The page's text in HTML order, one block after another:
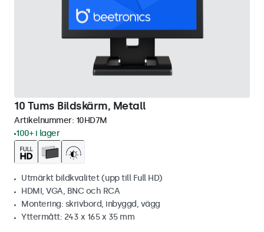
10 Tums Bildskärm, Metall
Artikelnummer: 10HD7M
100+ i lager
Utmärkt bildkvalitet (upp till Full HD)
HDMI, VGA, BNC och RCA
Montering: skrivbord, inbyggd, vägg
Yttermått: 243 x 165 x 35 mm